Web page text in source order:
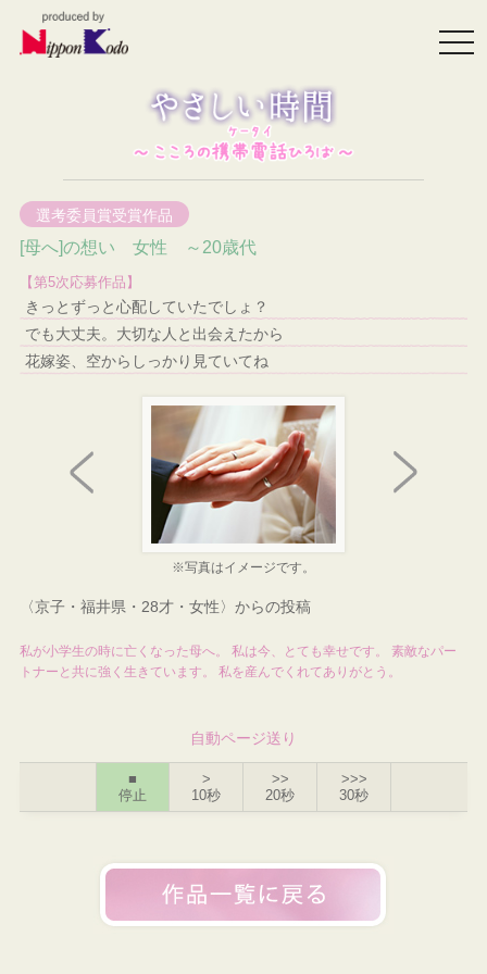
選考委員賞受賞作品
[母へ]の想い 女性 ～20歳代
【第5次応募作品】
きっとずっと心配していたでしょ？
でも大丈夫。大切な人と出会えたから
花嫁姿、空からしっかり見ていてね
※写真はイメージです。
〈京子・福井県・28才・女性〉からの投稿
私が小学生の時に亡くなった母へ。 私は今、とても幸せです。 素敵なパー
トナーと共に強く生きています。 私を産んでくれてありがとう。
自動ページ送り
■
停止
>
10秒
>>
20秒
>>>
30秒